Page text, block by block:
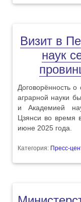
Визит в
наук
Договорённость о
аграрной науки
и Академией
Цзянси во время
июне 2025 года.
Категория: Пресс-